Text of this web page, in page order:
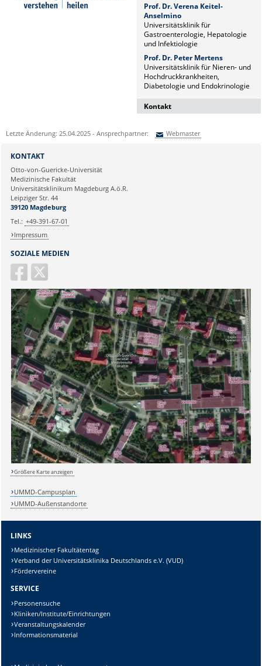
Prof. Dr. Verena Keitel-
Anselmino
Universitätsklinik für
Gastroenterologie, Hepatologie
und Infektiologie
Prof. Dr. Peter Mertens
Universitätsklinik für Nieren- und
Hochdruckkrankheiten,
Diabetologie und Endokrinologie
Kontakt
Wissenschaftskoordinatorin
Letzte Änderung: 25.04.2025 - Ansprechpartner: Webmaster
Sie können eine Nachricht versenden an:
Ihre E-Mailadresse:
Ihr Anliegen:
Sicherheitsabfrage:
Lösung:
SOZIALE MEDIEN
KONTAKT
Otto-von-Guericke-Universität
Medizinische Fakultät
Universitätsklinikum Magdeburg A.ö.R.
Leipziger Str. 44
39120 Magdeburg
Tel.: +49-391-67-01
Impressum
Größere Karte anzeigen
UMMD-Campusplan
UMMD-Außenstandorte
LINKS
Medizinischer Fakultätentag
Verband der Universitätsklinika Deutschlands e.V. (VUD)
Fördervereine
SERVICE
Personensuche
Kliniken/Institute/Einrichtungen
Veranstaltungskalender
Informationsmaterial